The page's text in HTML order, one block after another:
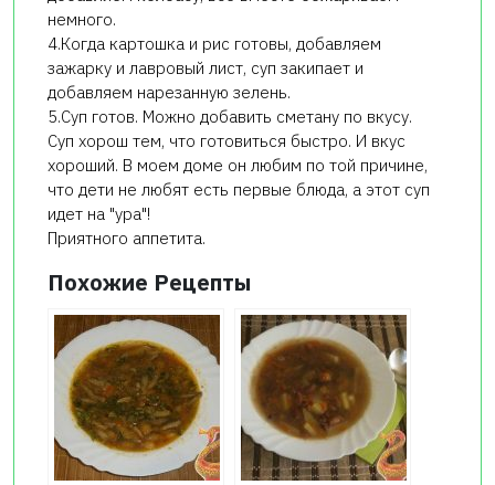
немного.
4.Когда картошка и рис готовы, добавляем
зажарку и лавровый лист, суп закипает и
добавляем нарезанную зелень.
5.Суп готов. Можно добавить сметану по вкусу.
Суп хорош тем, что готовиться быстро. И вкус
хороший. В моем доме он любим по той причине,
что дети не любят есть первые блюда, а этот суп
идет на "ура"!
Приятного аппетита.
Похожие Рецепты